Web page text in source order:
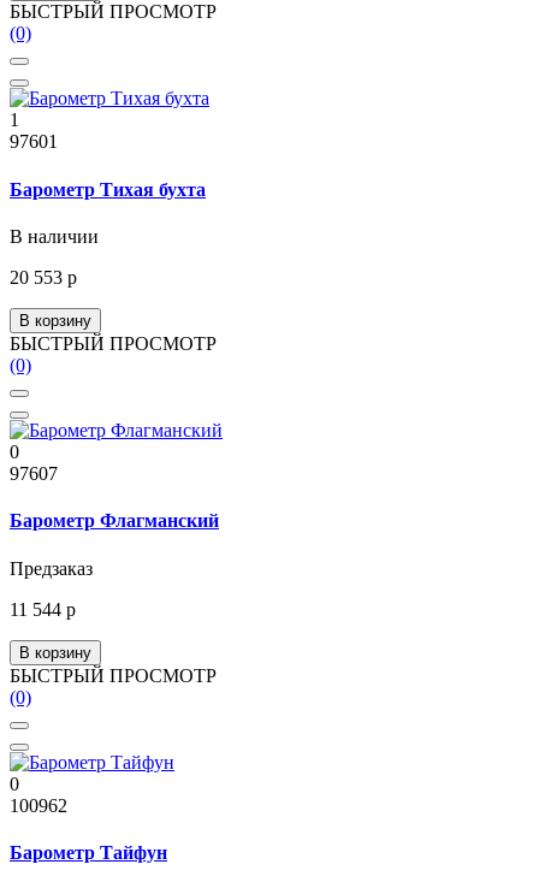
БЫСТРЫЙ ПРОСМОТР
(0)
1
97601
Барометр Тихая бухта
В наличии
20 553 р
В корзину
БЫСТРЫЙ ПРОСМОТР
(0)
0
97607
Барометр Флагманский
Предзаказ
11 544 р
В корзину
БЫСТРЫЙ ПРОСМОТР
(0)
0
100962
Барометр Тайфун